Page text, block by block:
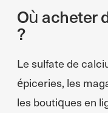
Où acheter
?
Le sulfate de
épiceries, les
les boutiques en